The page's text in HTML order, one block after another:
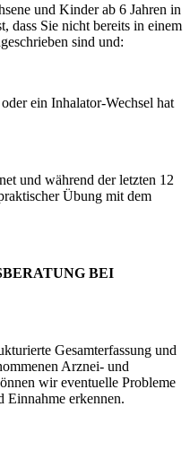
und Kinder ab 6 Jahren in
dass Sie nicht bereits in einem
sind und:
ein Inhalator-Wechsel hat
und während der letzten 12
Übung mit dem
BEI
Gesamterfassung und
Arznei- und
wir eventuelle Probleme
Einnahme erkennen.